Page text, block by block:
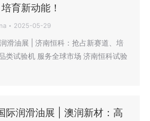
育新动能！
2025-05-29
滑油展 | 济南恒科：抢占新赛道、培
类试验机 服务全球市场 济南恒科试验
际润滑油展 | 澳润新材：高